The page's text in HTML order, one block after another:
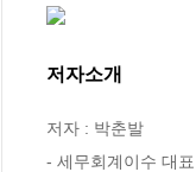
저자소개
저자 : 박춘발
- 세무회계이수 대